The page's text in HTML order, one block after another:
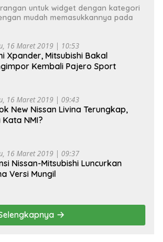
untuk widget dengan kategori
mudah memasukkannya pada
16 Maret 2019 | 10:53
Xpander, Mitsubishi Bakal
Kembali Pajero Sport
16 Maret 2019 | 09:43
New Nissan Livina Terungkap,
Kata NMI?
16 Maret 2019 | 09:37
Nissan-Mitsubishi Luncurkan
Versi Mungil